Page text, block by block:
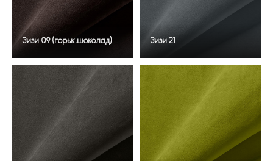
Зизи 09 (горьк.шоколад) Зизи 21